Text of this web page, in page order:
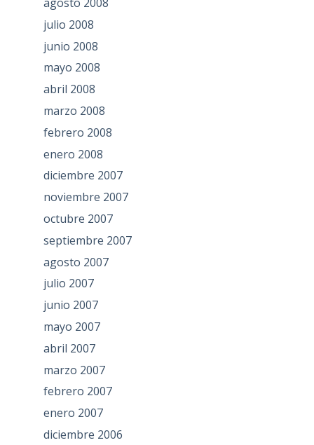
julio 2008
junio 2008
mayo 2008
abril 2008
marzo 2008
febrero 2008
enero 2008
diciembre 2007
noviembre 2007
octubre 2007
septiembre 2007
agosto 2007
julio 2007
junio 2007
mayo 2007
abril 2007
marzo 2007
febrero 2007
enero 2007
diciembre 2006